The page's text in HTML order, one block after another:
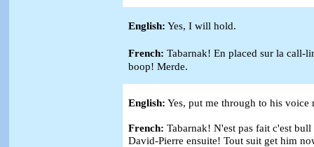
English: Yes, I will hold.
French: Tabarnak! En placed sur la
boop! Merde.
English: Yes, put me through to his voice
French: Tabarnak! N'est pas fait c'est
David-Pierre ensuite! Tout suit get him